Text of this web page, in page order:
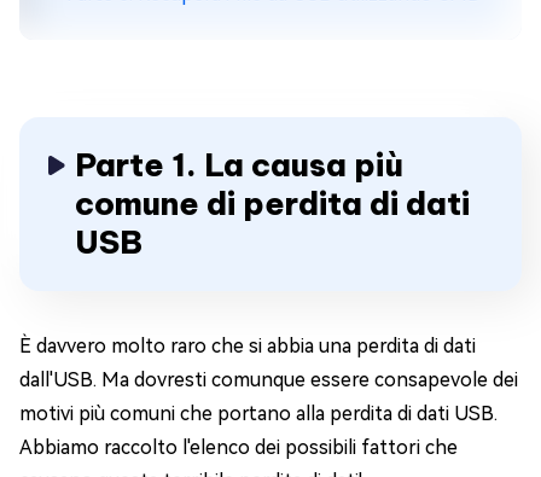
Parte 1. La causa più
comune di perdita di dati
USB
È davvero molto raro che si abbia una perdita di dati
dall'USB. Ma dovresti comunque essere consapevole dei
motivi più comuni che portano alla perdita di dati USB.
Abbiamo raccolto l'elenco dei possibili fattori che